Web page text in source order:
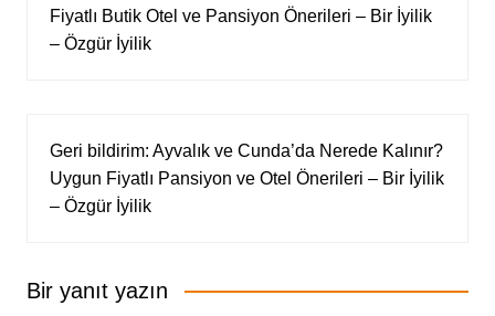
Fiyatlı Butik Otel ve Pansiyon Önerileri – Bir İyilik
– Özgür İyilik
Geri bildirim: Ayvalık ve Cunda’da Nerede Kalınır?
Uygun Fiyatlı Pansiyon ve Otel Önerileri – Bir İyilik
– Özgür İyilik
Bir yanıt yazın